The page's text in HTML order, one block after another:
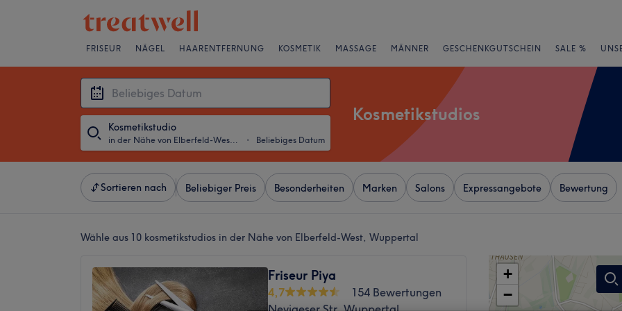
FRISEUR NÄGEL HAARENTFERNUNG KOSMETIK MASSAGE MÄNNER GESCHENKGUTSCHEIN SALE %
Kosmetikstudio
in der Nähe von Elberfeld-West, Wuppertal ・ Beliebiges Datum
Kosmetikstudios
Sortieren nach Beliebiger Preis Besonderheiten Marken Salons Expressangebote Bewertung
Wähle aus 10 kosmetikstudios in der Nähe von Elberfeld-West, Wuppertal
Friseur Piya
4,7
154 Bewertungen
+
−